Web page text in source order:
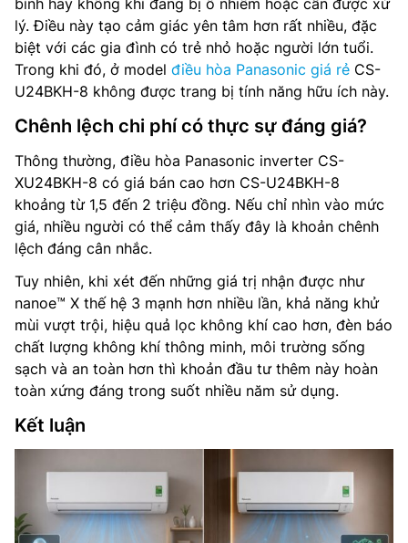
lý. Điều này tạo cảm giác yên tâm hơn rất nhiều, đặc
biệt với các gia đình có trẻ nhỏ hoặc người lớn tuổi.
Trong khi đó, ở model điều hòa Panasonic giá rẻ CS-
U24BKH-8 không được trang bị tính năng hữu ích này.
Chênh lệch chi phí có thực sự đáng giá?
Thông thường, điều hòa Panasonic inverter CS-
XU24BKH-8 có giá bán cao hơn CS-U24BKH-8
khoảng từ 1,5 đến 2 triệu đồng. Nếu chỉ nhìn vào mức
giá, nhiều người có thể cảm thấy đây là khoản chênh
lệch đáng cân nhắc.
Tuy nhiên, khi xét đến những giá trị nhận được như
nanoe™ X thế hệ 3 mạnh hơn nhiều lần, khả năng khử
mùi vượt trội, hiệu quả lọc không khí cao hơn, đèn báo
chất lượng không khí thông minh, môi trường sống
sạch và an toàn hơn thì khoản đầu tư thêm này hoàn
toàn xứng đáng trong suốt nhiều năm sử dụng.
Kết luận